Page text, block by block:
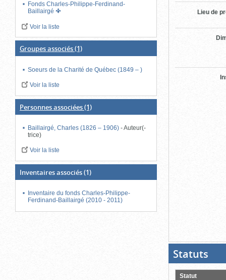
Fonds Charles-Philippe-Ferdinand-
Baillairgé
Voir la liste
Groupes associés(1)
Soeurs de la Charité de Québec (1849 – )
Voir la liste
Personnes associées(1)
Baillairgé, Charles (1826 – 1906)-Auteur(-
trice)
Voir la liste
Inventaires associés(1)
Inventaire du fonds Charles-Philippe-
Ferdinand-Baillairgé (2010 - 2011)
Lieu de
Statuts
pour
Statut